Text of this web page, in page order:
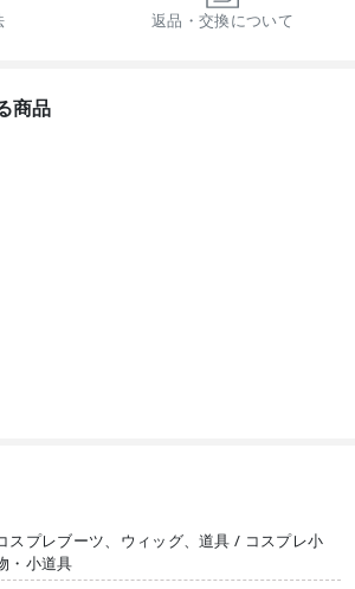
返品・交換について
商品
スプレブーツ、ウィッグ、道具 / コスプレ小
・小道具